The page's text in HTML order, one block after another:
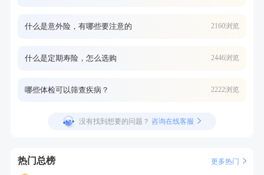
什么是意外险，有哪些要注意的 2160浏览
什么是定期寿险，怎么选购 2446浏览
哪些体检可以筛查疾病？ 2222浏览
没有找到想要的问题？ 咨询在线客服
热门总榜 更多热门